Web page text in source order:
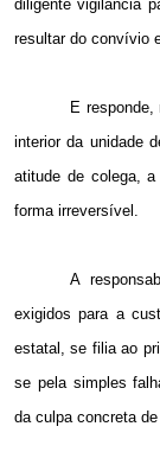
diligente vigilância
resultar do convívio
E
interior da unidade
atitude de colega,
forma irreversível.
A
exigidos para a
estatal, se filia ao
se pela simples
da culpa concreta